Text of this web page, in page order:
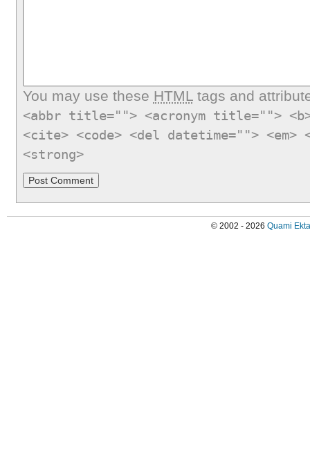
You may use these HTMLtags and
<abbr title=""> <acronym title="">
<cite> <code> <del datetime="">
<strong>
© 2002 - 2026 Quami